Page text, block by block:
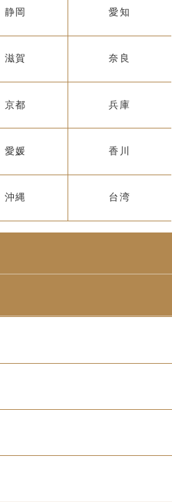
静岡 愛知
滋賀 奈良
京都 兵庫
愛媛 香川
沖縄 台湾